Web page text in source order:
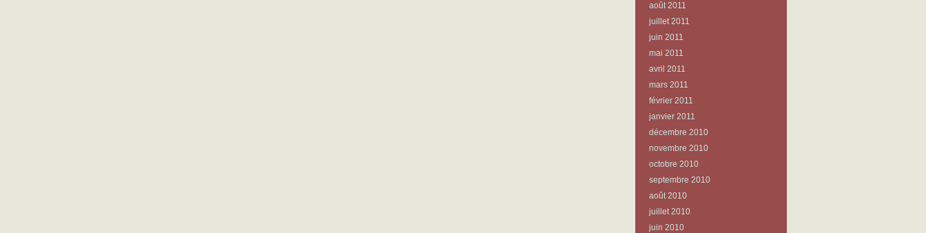
août 2011
juillet 2011
juin 2011
mai 2011
avril 2011
mars 2011
février 2011
janvier 2011
décembre 2010
novembre 2010
octobre 2010
septembre 2010
août 2010
juillet 2010
juin 2010